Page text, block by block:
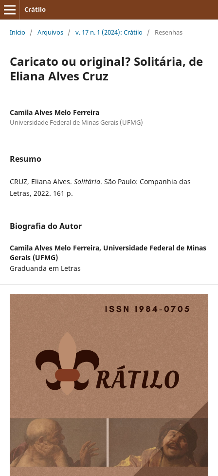
Crátilo
Início / Arquivos / v. 17 n. 1 (2024): Crátilo / Resenhas
Caricato ou original? Solitária, de
Eliana Alves Cruz
Camila Alves Melo Ferreira
Universidade Federal de Minas Gerais (UFMG)
Resumo
CRUZ, Eliana Alves. Solitária. São Paulo: Companhia das
Letras, 2022. 161 p.
Biografia do Autor
Camila Alves Melo Ferreira, Universidade Federal de Minas
Gerais (UFMG)
Graduanda em Letras